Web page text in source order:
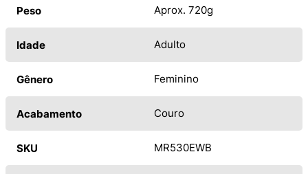
Peso Aprox. 720g
Idade Adulto
Gênero Feminino
Acabamento Couro
SKU MR530EWB